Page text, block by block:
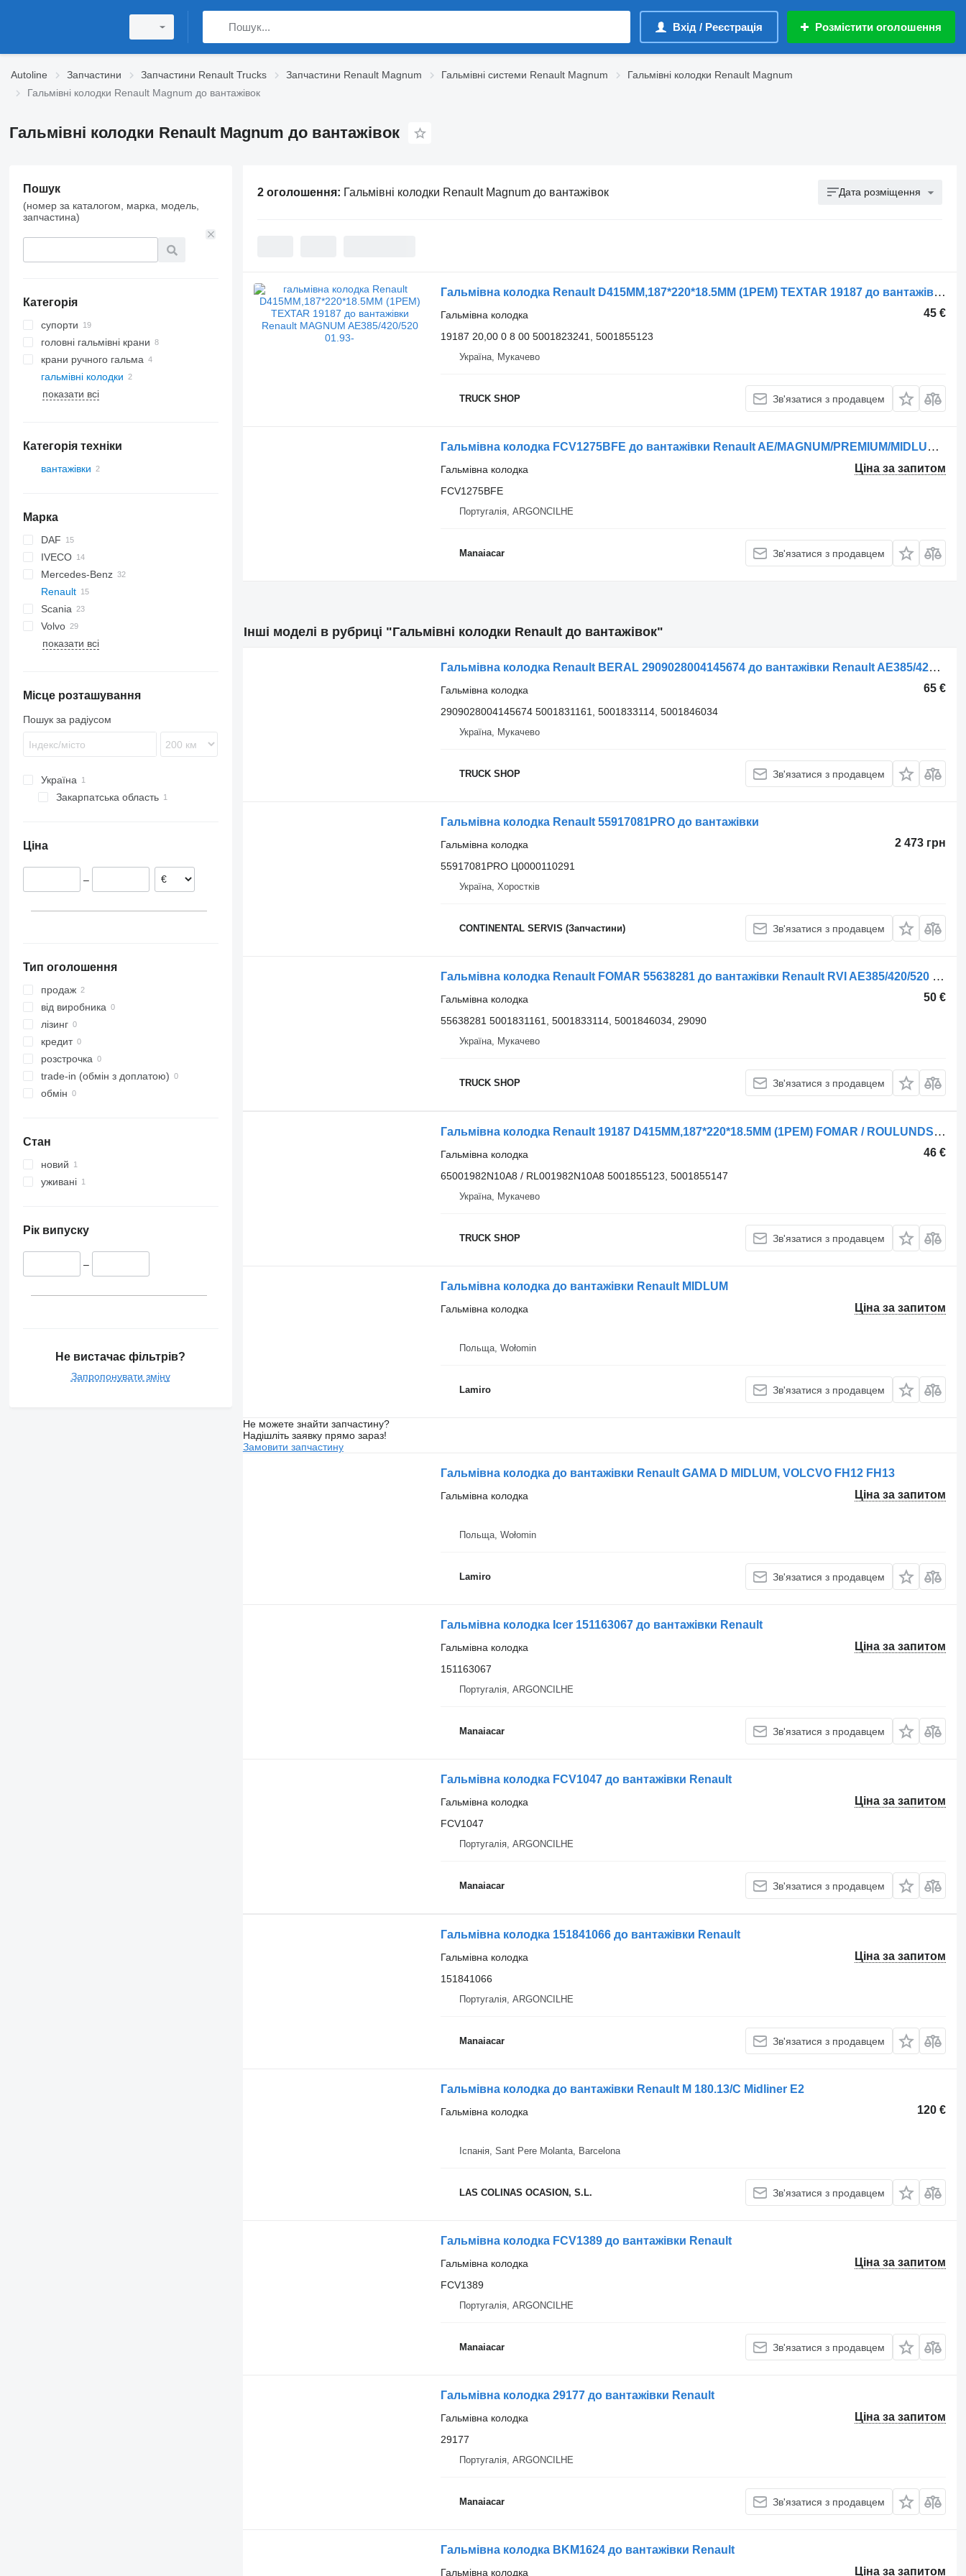
Вхід / Реєстрація Розмістити оголошення
Autoline Запчастини Запчастини Renault Trucks Запчастини Renault Magnum Гальмівні системи Renault Magnum
Гальмівні колодки Renault Magnum
Гальмівні колодки Renault Magnum до вантажівок
Гальмівні колодки Renault Magnum до вантажівок
Пошук
(номер за каталогом, марка, модель,
запчастина)
Категорія
супорти
головні гальмівні крани
крани ручного гальма
гальмівні колодки
показати всі
Категорія техніки
вантажівки
Марка
DAF
LF
F-MAX
IVECO
Daily
EuroCargo
EuroStar
Eurotech
Eurotrakker
TGA
TGL
TGS
TGX
Mercedes-Benz
A-Class
Actros
Sprinter
Vito
Canter
Atleon
Cabstar
Renault
D-series
Kerax
Magnum
Midlum
Scania
Volvo
B-series
FM
показати всі
Місце розташування
Пошук за радіусом
Україна
Закарпатська область
Ціна
–
Тип оголошення
продаж
від виробника
лізинг
кредит
розстрочка
trade-in (обмін з доплатою)
обмін
Стан
новий
уживані
Рік випуску
–
Не вистачає фільтрів?
Запропонувати зміну
2 оголошення: Гальмівні колодки Renault Magnum до вантажівок Дата розміщення
Гальмівна колодка Renault D415ММ,187*220*18.5ММ (1РЕМ) TEXTAR 19187 до вантажівки Renault MAGNUM AE385/420/520 01.93-
45 €
Гальмівна колодка
19187 20,00 0 8 00 5001823241, 5001855123
Україна, Мукачево
TRUCK SHOP Зв'язатися з продавцем
Гальмівна колодка FCV1275BFE до вантажівки Renault AE/MAGNUM/PREMIUM/MIDLUM/MAJOR/MIDDLE/KERAX
Ціна за запитом
Гальмівна колодка
FCV1275BFE
Португалія, ARGONCILHE
Manaiacar Зв'язатися з продавцем
Інші моделі в рубриці "Гальмівні колодки Renault до вантажівок"
Гальмівна колодка Renault BERAL 2909028004145674 до вантажівки Renault AE385/420/520 95- VOLVO B10/12
65 €
Гальмівна колодка
2909028004145674 5001831161, 5001833114, 5001846034
Україна, Мукачево
TRUCK SHOP Зв'язатися з продавцем
Гальмівна колодка Renault 55917081PRO до вантажівки
2 473 грн
Гальмівна колодка
55917081PRO Ц0000110291
Україна, Хоростків
CONTINENTAL SERVIS (Запчастини) Зв'язатися з продавцем
Гальмівна колодка Renault FOMAR 55638281 до вантажівки Renault RVI AE385/420/520 95-, VOLVO B10/12;
50 €
Гальмівна колодка
55638281 5001831161, 5001833114, 5001846034, 29090
Україна, Мукачево
TRUCK SHOP Зв'язатися з продавцем
Гальмівна колодка Renault 19187 D415ММ,187*220*18.5ММ (1РЕМ) FOMAR / ROULUNDS 65001982N10A8 до вантажівки Renault AE385, 420, 520, Agora
46 €
Гальмівна колодка
65001982N10A8 / RL001982N10A8 5001855123, 5001855147
Україна, Мукачево
TRUCK SHOP Зв'язатися з продавцем
Гальмівна колодка до вантажівки Renault MIDLUM
Ціна за запитом
Гальмівна колодка
Польща, Wołomin
Lamiro Зв'язатися з продавцем
Не можете знайти запчастину?
Надішліть заявку прямо зараз!
Замовити запчастину
Гальмівна колодка до вантажівки Renault GAMA D MIDLUM, VOLCVO FH12 FH13
Ціна за запитом
Гальмівна колодка
Польща, Wołomin
Lamiro Зв'язатися з продавцем
Гальмівна колодка Icer 151163067 до вантажівки Renault
Ціна за запитом
Гальмівна колодка
151163067
Португалія, ARGONCILHE
Manaiacar Зв'язатися з продавцем
Гальмівна колодка FCV1047 до вантажівки Renault
Ціна за запитом
Гальмівна колодка
FCV1047
Португалія, ARGONCILHE
Manaiacar Зв'язатися з продавцем
Гальмівна колодка 151841066 до вантажівки Renault
Ціна за запитом
Гальмівна колодка
151841066
Португалія, ARGONCILHE
Manaiacar Зв'язатися з продавцем
Гальмівна колодка до вантажівки Renault M 180.13/C Midliner E2
120 €
Гальмівна колодка
Іспанія, Sant Pere Molanta, Barcelona
LAS COLINAS OCASION, S.L. Зв'язатися з продавцем
Гальмівна колодка FCV1389 до вантажівки Renault
Ціна за запитом
Гальмівна колодка
FCV1389
Португалія, ARGONCILHE
Manaiacar Зв'язатися з продавцем
Гальмівна колодка 29177 до вантажівки Renault
Ціна за запитом
Гальмівна колодка
29177
Португалія, ARGONCILHE
Manaiacar Зв'язатися з продавцем
Гальмівна колодка BKM1624 до вантажівки Renault
Ціна за запитом
Гальмівна колодка